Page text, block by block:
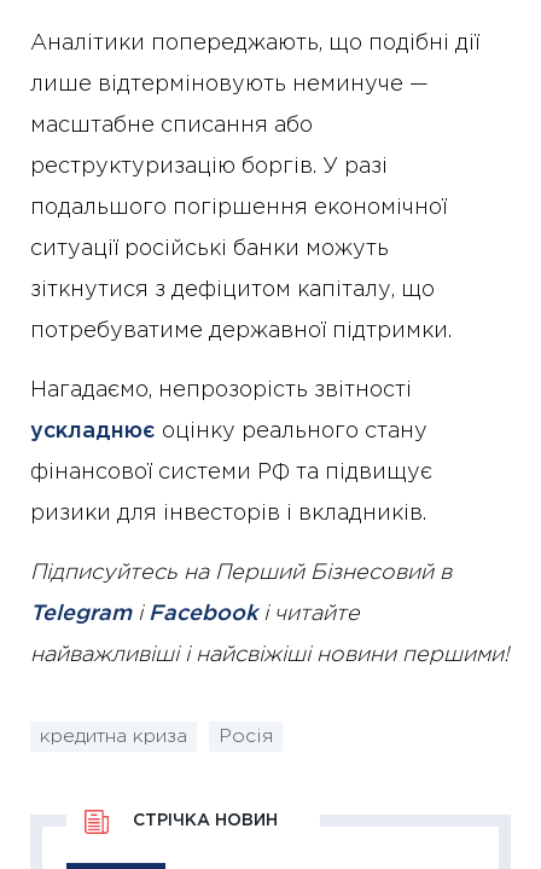
Аналітики попереджають, що подібні дії
лише відтерміновують неминуче —
масштабне списання або
реструктуризацію боргів. У разі
подальшого погіршення економічної
ситуації російські банки можуть
зіткнутися з дефіцитом капіталу, що
потребуватиме державної підтримки.
Нагадаємо, непрозорість звітності
ускладнює оцінку реального стану
фінансової системи РФ та підвищує
ризики для інвесторів і вкладників.
Підписуйтесь на Перший Бізнесовий в
Telegramі Facebookі читайте
найважливіші і найсвіжіші новини першими!
кредитна криза Росія
СТРІЧКА НОВИН